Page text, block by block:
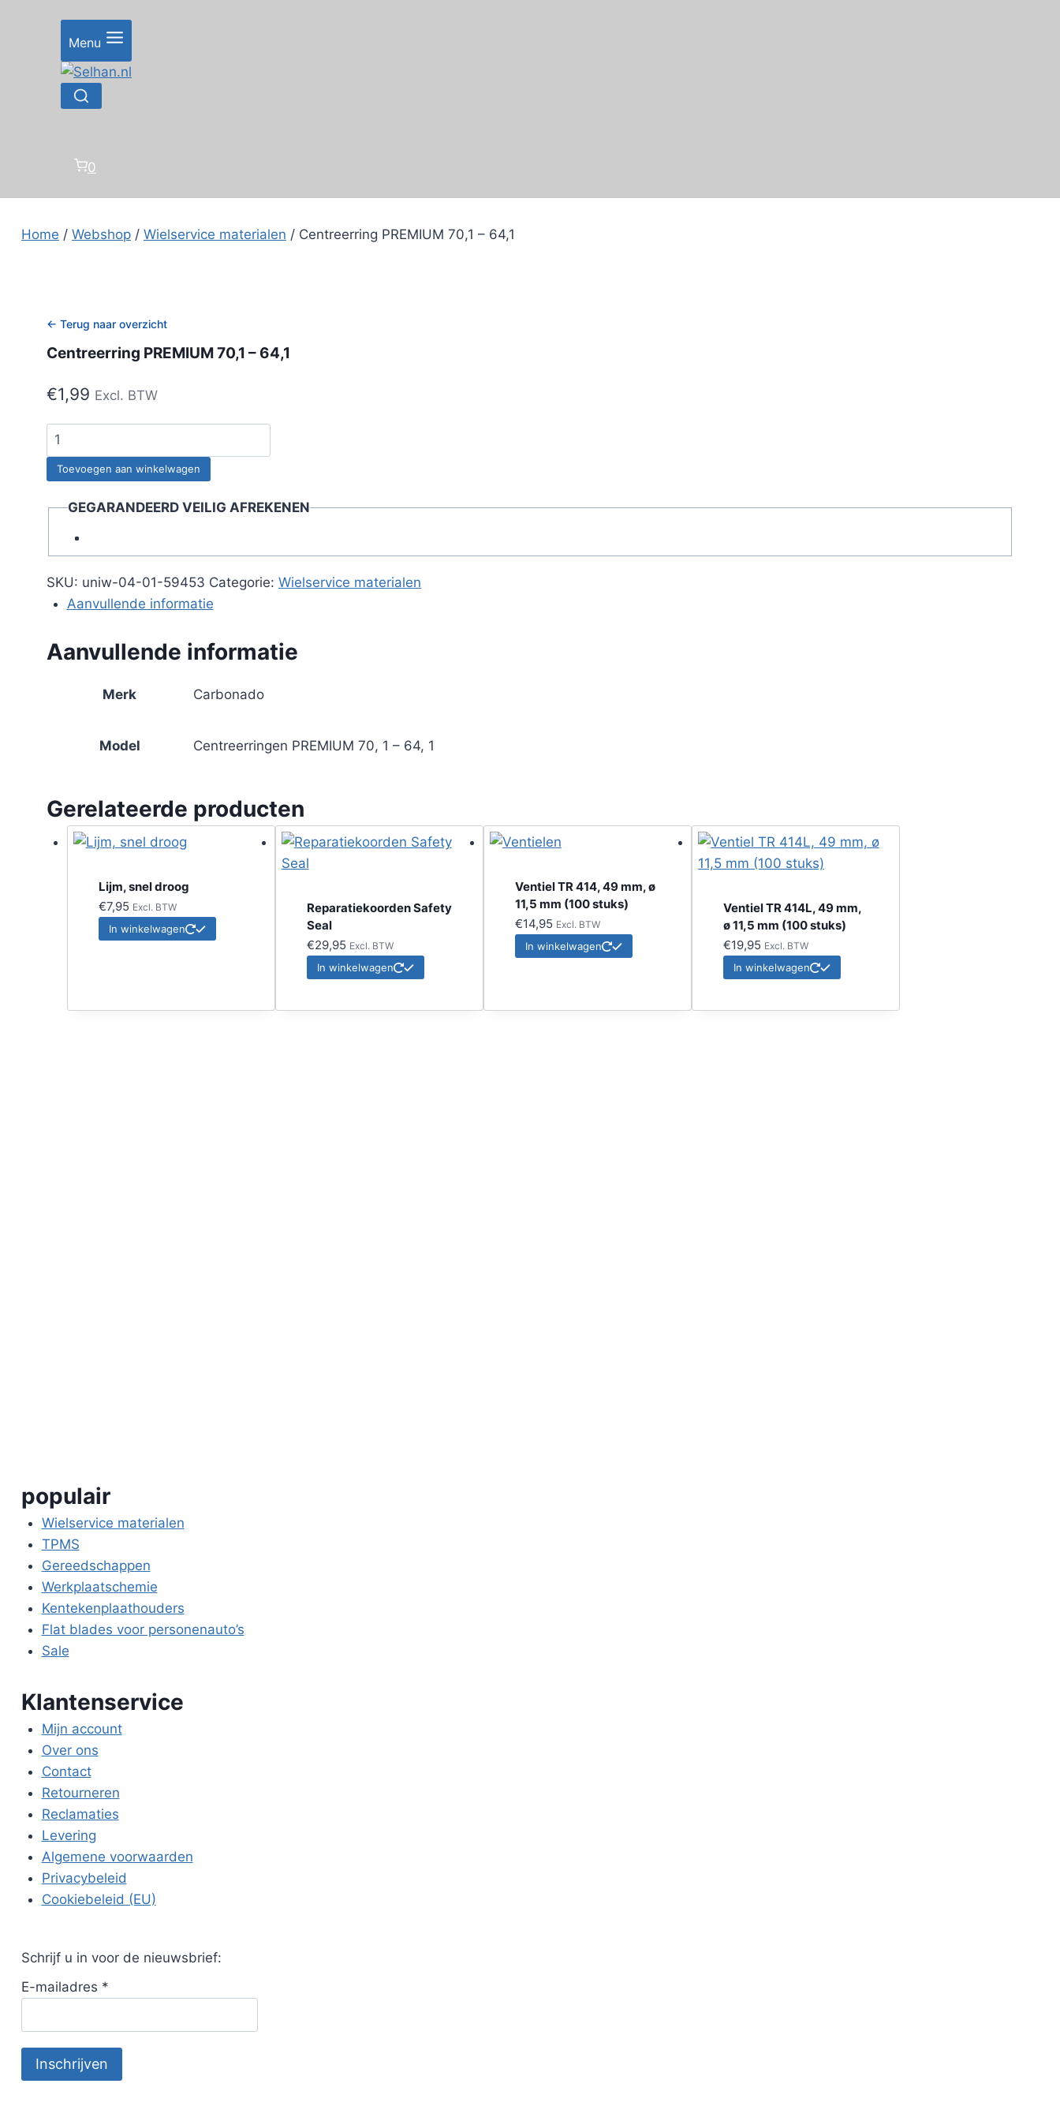
Menu
0
Home / Webshop / Wielservice materialen / Centreerring PREMIUM 70,1 – 64,1
← Terug naar overzicht
Centreerring PREMIUM 70,1 – 64,1
€1,99 Excl. BTW
Centreerring
PREMIUM
70,1
aantal
Toevoegen aan winkelwagen
GEGARANDEERD VEILIG AFREKENEN
SKU: uniw-04-01-59453 Categorie: Wielservice materialen
Aanvullende informatie
Aanvullende informatie
Merk Carbonado
Model Centreerringen PREMIUM 70, 1 – 64, 1
Gerelateerde producten
Lijm, snel droog
€7,95 Excl. BTW
In winkelwagen
Reparatiekoorden Safety
Seal
€29,95 Excl. BTW
In winkelwagen
Ventiel TR 414, 49 mm, ø
11,5 mm (100 stuks)
€14,95 Excl. BTW
In winkelwagen
Ventiel TR 414L, 49 mm,
ø 11,5 mm (100 stuks)
€19,95 Excl. BTW
In winkelwagen
populair
Wielservice materialen
TPMS
Gereedschappen
Werkplaatschemie
Kentekenplaathouders
Flat blades voor personenauto’s
Sale
Klantenservice
Mijn account
Over ons
Contact
Retourneren
Reclamaties
Levering
Algemene voorwaarden
Privacybeleid
Cookiebeleid (EU)
Schrijf u in voor de nieuwsbrief:
E-mailadres *